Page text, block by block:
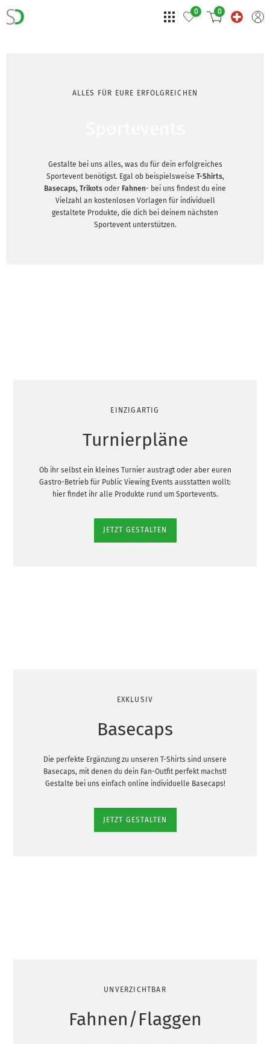
0 0
ALLES FÜR EURE ERFOLGREICHEN
Gestalte bei uns alles, was du für dein erfolgreiches
Sportevent benötigst. Egal ob beispielsweise T-Shirts,
Basecaps, Trikots oder Fahnen- bei uns findest du eine
Vielzahl an kostenlosen Vorlagen für individuell
gestaltete Produkte, die dich bei deinem nächsten
Sportevent unterstützen.
EINZIGARTIG
Turnierpläne
Ob ihr selbst ein kleines Turnier austragt oder aber euren
Gastro-Betrieb für Public Viewing Events ausstatten wollt:
hier findet ihr alle Produkte rund um Sportevents.
JETZT GESTALTEN
EXKLUSIV
Basecaps
Die perfekte Ergänzung zu unseren T-Shirts sind unsere
Basecaps, mit denen du dein Fan-Outfit perfekt machst!
Gestalte bei uns einfach online individuelle Basecaps!
JETZT GESTALTEN
UNVERZICHTBAR
Fahnen/Flaggen